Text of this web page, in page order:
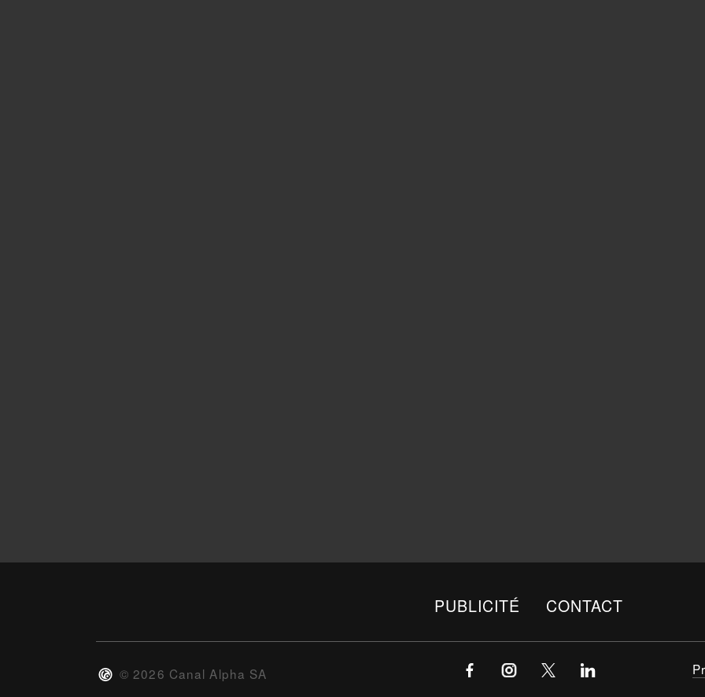
PUBLICITÉ CONTACT
© 2026 Canal Alpha SA